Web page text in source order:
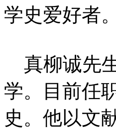
学史爱好者
真柳诚先
学。目前任
史。他以文